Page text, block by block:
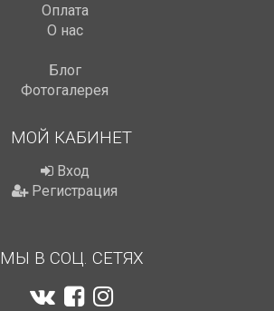
Оплата
О нас
Блог
Фотогалерея
МОЙ КАБИНЕТ
Вход
Регистрация
МЫ В СОЦ. СЕТЯХ